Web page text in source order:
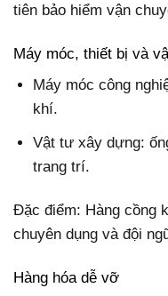
tiên bảo hiểm vận
Máy móc, thiết bị và
Máy móc công
khí.
Vật tư xây dựng:
trang trí.
Đặc điểm: Hàng cồng
chuyên dụng và đội
Hàng hóa dễ vỡ